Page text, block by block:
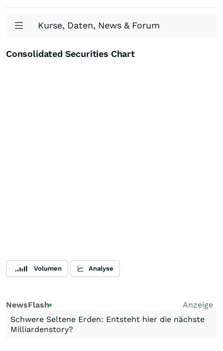
Kurse, Daten, News & Forum
Consolidated Securities Chart
Volumen Analyse
NewsFlash
Anzeige
Schwere Seltene Erden: Entsteht hier die nächste
Milliardenstory?